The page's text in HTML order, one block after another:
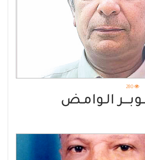
280